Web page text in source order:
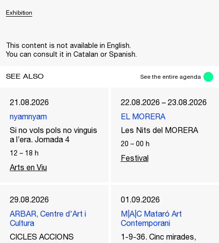
Exhibition
This content is not available in English.
You can consult it in Catalan or Spanish.
SEE ALSO See the entire agenda
21.08.2026
nyamnyam
Si no vols pols no vinguis
a l’era. Jornada 4
12 – 18 h
Arts en Viu
22.08.2026 – 23.08.2026
EL MORERA
Les Nits del MORERA
20 – 00 h
Festival
29.08.2026
ARBAR, Centre d'Art i
Cultura
CICLES ACCIONS
01.09.2026
M|A|C Mataró Art
Contemporani
1-9-36. Cinc mirades,